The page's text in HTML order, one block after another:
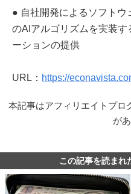
● 自社開発によるソフトウ
のAIアルゴリズムを実装す
ーションの提供
URL： https://
本記事はアフィリエイトプロ
が
この記事を読まれ